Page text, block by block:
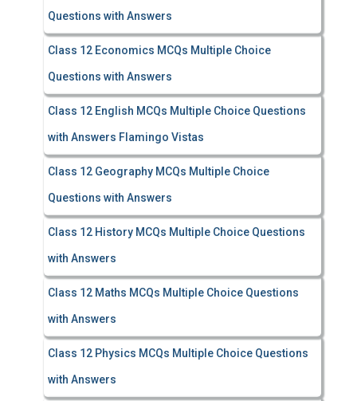
Questions with Answers
Class 12 Economics MCQs Multiple Choice
Questions with Answers
Class 12 English MCQs Multiple Choice Questions
with Answers Flamingo Vistas
Class 12 Geography MCQs Multiple Choice
Questions with Answers
Class 12 History MCQs Multiple Choice Questions
with Answers
Class 12 Maths MCQs Multiple Choice Questions
with Answers
Class 12 Physics MCQs Multiple Choice Questions
with Answers